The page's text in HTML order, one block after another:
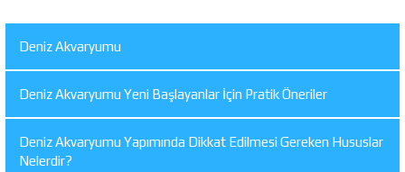
Deniz Akvaryumu
Deniz Akvaryumu Yeni Başlayanlar İçin Pratik Öneriler
Deniz Akvaryumu Yapımında Dikkat Edilmesi Gereken Hususlar
Nelerdir?